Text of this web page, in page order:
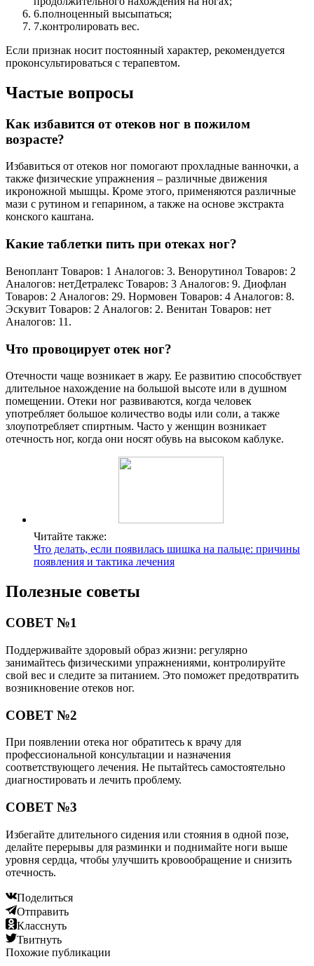
6.полноценный высыпаться;
7.контролировать вес.
Если признак носит постоянный характер, рекомендуется
проконсультироваться с терапевтом.
Частые вопросы
Как избавится от отеков ног в пожилом
возрасте?
Избавиться от отеков ног помогают прохладные ванночки, а
также физические упражнения – различные движения
икроножной мышцы. Кроме этого, применяются различные
мази с рутином и гепарином, а также на основе экстракта
конского каштана.
Какие таблетки пить при отеках ног?
Веноплант Товаров: 1 Аналогов: 3. Венорутинол Товаров: 2
Аналогов: нетДетралекс Товаров: 3 Аналогов: 9. Диофлан
Товаров: 2 Аналогов: 29. Нормовен Товаров: 4 Аналогов: 8.
Эскувит Товаров: 2 Аналогов: 2. Венитан Товаров: нет
Аналогов: 11.
Что провоцирует отек ног?
Отечности чаще возникает в жару. Ее развитию способствует
длительное нахождение на большой высоте или в душном
помещении. Отеки ног развиваются, когда человек
употребляет большое количество воды или соли, а также
злоупотребляет спиртным. Часто у женщин возникает
отечность ног, когда они носят обувь на высоком каблуке.
Читайте также:
Что делать, если появилась шишка на пальце: причины
появления и тактика лечения
Полезные советы
СОВЕТ №1
Поддерживайте здоровый образ жизни: регулярно
занимайтесь физическими упражнениями, контролируйте
свой вес и следите за питанием. Это поможет предотвратить
возникновение отеков ног.
СОВЕТ №2
При появлении отека ног обратитесь к врачу для
профессиональной консультации и назначения
соответствующего лечения. Не пытайтесь самостоятельно
диагностировать и лечить проблему.
СОВЕТ №3
Избегайте длительного сидения или стояния в одной позе,
делайте перерывы для разминки и поднимайте ноги выше
уровня сердца, чтобы улучшить кровообращение и снизить
отечность.
Поделиться
Отправить
Класснуть
Твитнуть
Похожие публикации